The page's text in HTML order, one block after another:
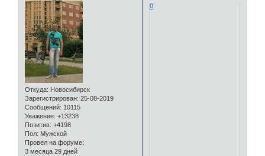
Откуда: Новосибирск
Зарегистрирован: 25-08-2019
Сообщений: 10115
Уважение: +13238
Позитив: +4198
Пол: Мужской
Провел на форуме:
3 месяца 29 дней
0